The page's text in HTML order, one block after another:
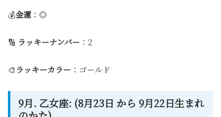
💰金運 ：◎
🔢 ラッキーナンバー ：2
🎨 ラッキーカラー ：ゴールド
9月. 乙女座: (8月23日 から 9月22日生まれ